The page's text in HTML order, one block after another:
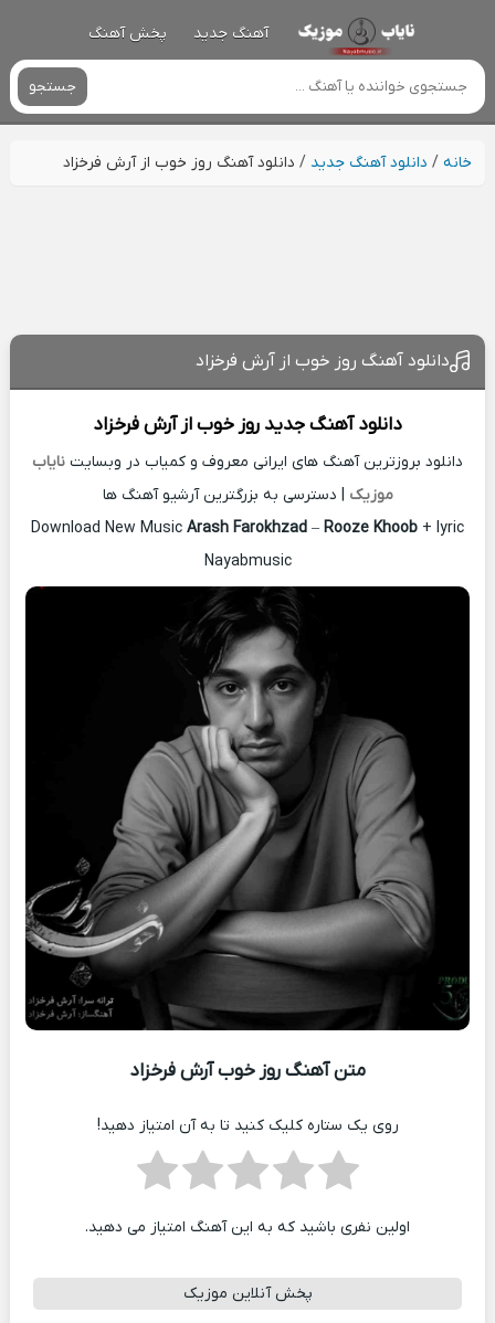
آهنگ جدید پخش آهنگ
جستجو
خانه/ دانلود آهنگ جدید / دانلود آهنگ روز خوب از آرش فرخزاد
دانلود آهنگ روز خوب از آرش فرخزاد
دانلود آهنگ جدید روز خوب ازآرش فرخزاد
دانلود بروزترین آهنگ های ایرانی معروف و کمیاب در وبسایت نایاب
موزیک | دسترسی به بزرگترین آرشیو آهنگ ها
Download New Music Arash Farokhzad – Rooze Khoob + lyric
Nayabmusic
متن آهنگ روز خوب آرش فرخزاد
روی یک ستاره کلیک کنید تا به آن امتیاز دهید!
اولین نفری باشید که به این آهنگ امتیاز می دهید.
پخش آنلاین موزیک